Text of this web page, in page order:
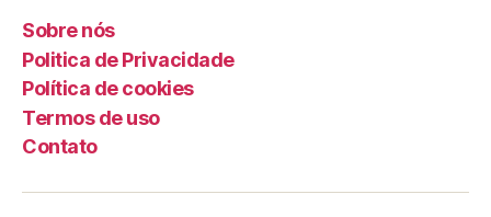
Sobre nós
Politica de Privacidade
Política de cookies
Termos de uso
Contato